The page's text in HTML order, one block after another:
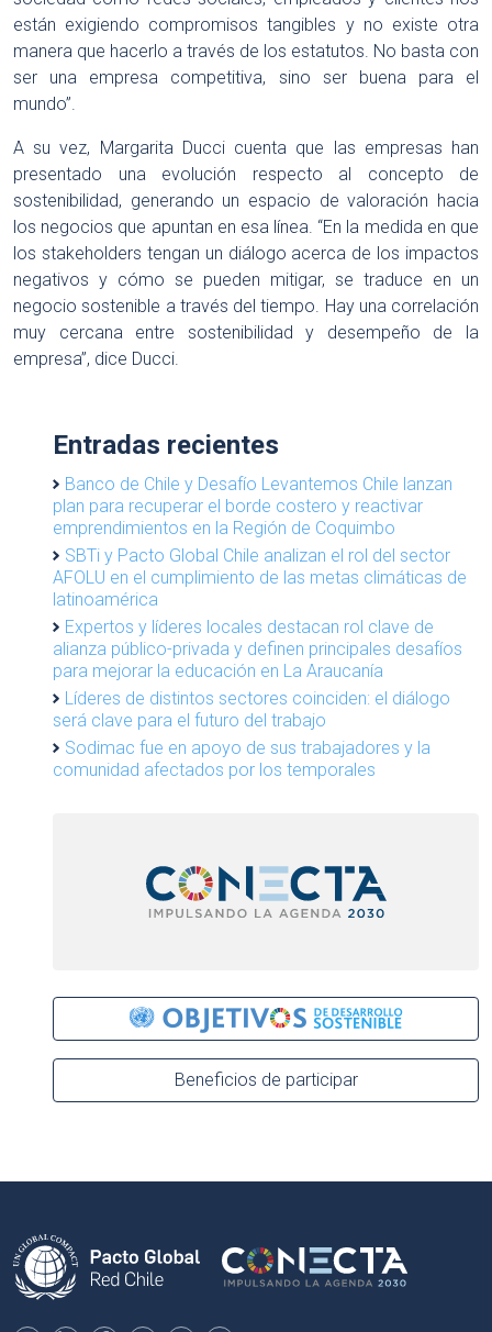
están exigiendo compromisos tangibles y no existe otra
manera que hacerlo a través de los estatutos. No basta con
ser una empresa competitiva, sino ser buena para el
mundo”.
A su vez, Margarita Ducci cuenta que las empresas han
presentado una evolución respecto al concepto de
sostenibilidad, generando un espacio de valoración hacia
los negocios que apuntan en esa línea. “En la medida en que
los stakeholders tengan un diálogo acerca de los impactos
negativos y cómo se pueden mitigar, se traduce en un
negocio sostenible a través del tiempo. Hay una correlación
muy cercana entre sostenibilidad y desempeño de la
empresa”, dice Ducci.
Entradas recientes
Banco de Chile y Desafío Levantemos Chile lanzan
plan para recuperar el borde costero y reactivar
emprendimientos en la Región de Coquimbo
SBTi y Pacto Global Chile analizan el rol del sector
AFOLU en el cumplimiento de las metas climáticas de
latinoamérica
Expertos y líderes locales destacan rol clave de
alianza público-privada y definen principales desafíos
para mejorar la educación en La Araucanía
Líderes de distintos sectores coinciden: el diálogo
será clave para el futuro del trabajo
Sodimac fue en apoyo de sus trabajadores y la
comunidad afectados por los temporales
Beneficios de participar